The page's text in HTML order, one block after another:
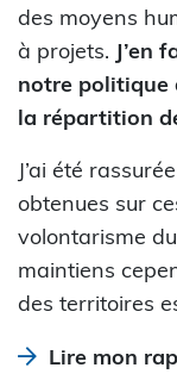
des moyens
à projets. J’en
notre politique
la répartition
J’ai été
obtenues sur
volontarisme
maintiens
des territoires
Lire mon